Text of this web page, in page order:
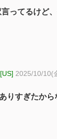
ってるけど
2025/10/10(
りすぎたから